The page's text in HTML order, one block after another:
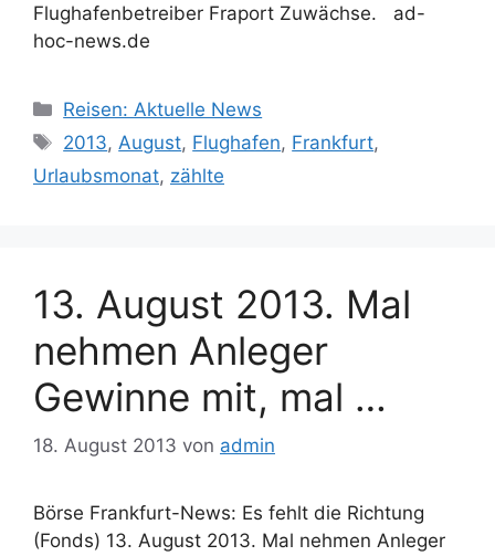
Flughafenbetreiber Fraport Zuwächse. ad-
hoc-news.de
Kategorien
Reisen: Aktuelle News
Schlagwörter
2013, August, Flughafen, Frankfurt,
Urlaubsmonat, zählte
13. August 2013. Mal
nehmen Anleger
Gewinne mit, mal …
18. August 2013 von admin
Börse Frankfurt-News: Es fehlt die Richtung
(Fonds) 13. August 2013. Mal nehmen Anleger